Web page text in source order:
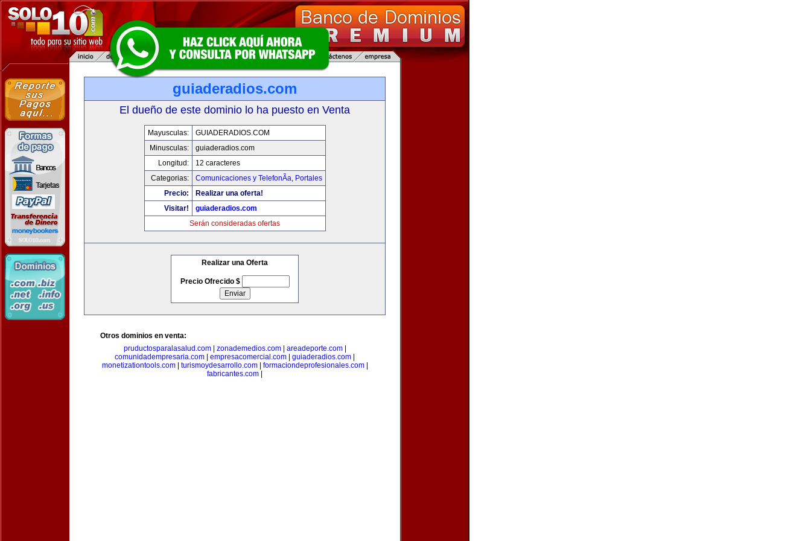
guiaderadios.com
El dueño de este dominio lo ha puesto en Venta
Mayusculas:
GUIADERADIOS.COM
Minusculas:
guiaderadios.com
Longitud:
12 caracteres
Categorias:
Comunicaciones y TelefonÃ­a, Portales
Precio:
Realizar una oferta!
Visitar!
guiaderadios.com
Serán consideradas ofertas
Realizar una Oferta
Precio Ofrecido $
Otros dominios en venta:
pruductosparalasalud.com| zonademedios.com| areadeporte.com|
comunidadempresaria.com
empresacomercial.com guiaderadios.com
monetizationtools.com| turismoydesarrollo.com| formaciondeprofesionales.com|
fabricantes.com